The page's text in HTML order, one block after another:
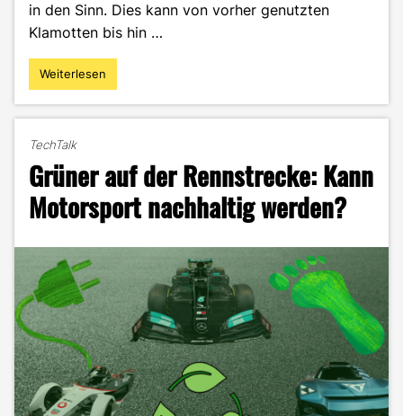
in den Sinn. Dies kann von vorher genutzten
Klamotten bis hin …
"Secondhand-
Shopping
Flohmarkt:
Wahre
Schätze
in
und
Umgebung"
Weiterlesen
TechTalk
Grüner auf der Rennstrecke: Kann
Motorsport nachhaltig werden?